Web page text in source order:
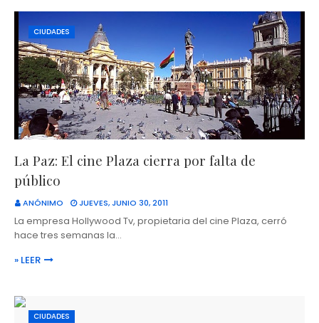
CIUDADES
La Paz: El cine Plaza cierra por falta de
público
ANÓNIMO JUEVES, JUNIO 30, 2011
La empresa Hollywood Tv, propietaria del cine Plaza, cerró
hace tres semanas la…
» LEER
CIUDADES